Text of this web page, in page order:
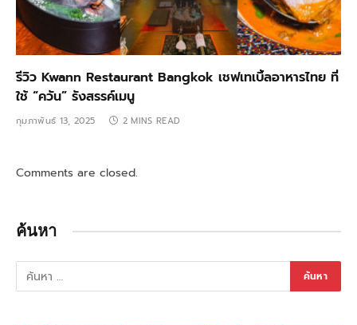
รีวิว Kwann Restaurant Bangkok เชฟเทเบิ้ลอาหารไทย ที่
ใช้ “ควัน” รังสรรค์เมนู
กุมภาพันธ์ 13, 2025 2 MINS READ
Comments are closed.
ค้นหา